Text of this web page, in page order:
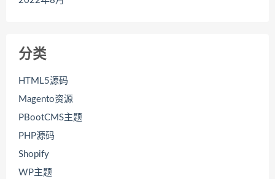
分类
HTML5源码
Magento资源
PBootCMS主题
PHP源码
Shopify
WP主题